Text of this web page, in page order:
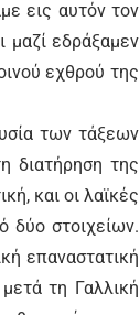
εις αυτόν τον
μαζί εδράξαμεν
εχθρού της
των τάξεων
διατήρηση της
και οι λαϊκές
δύο στοιχείων.
επαναστατική
τη Γαλλική